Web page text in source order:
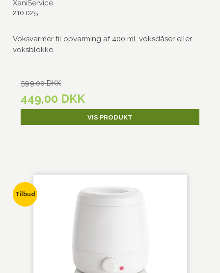
XaniService
210.025
Voksvarmer til opvarming af 400 ml. voksdåser eller
voksblokke.
599,00 DKK
449,00 DKK
VIS PRODUKT
Tilbud